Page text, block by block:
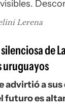
y,
Lerena
de
uruguayos
advirtió a
futuro es